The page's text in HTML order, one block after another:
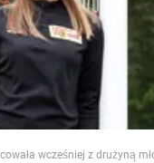
wcześniej z drużyną